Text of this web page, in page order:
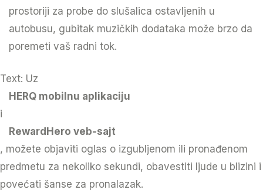
prostoriji za probe do slušalica ostavljenih u
autobusu, gubitak muzičkih dodataka može brzo da
poremeti vaš radni tok.
Text: Uz
HERQ mobilnu aplikaciju
i
RewardHero veb-sajt
, možete objaviti oglas o izgubljenom ili pronađenom
predmetu za nekoliko sekundi, obavestiti ljude u blizini i
povećati šanse za pronalazak.